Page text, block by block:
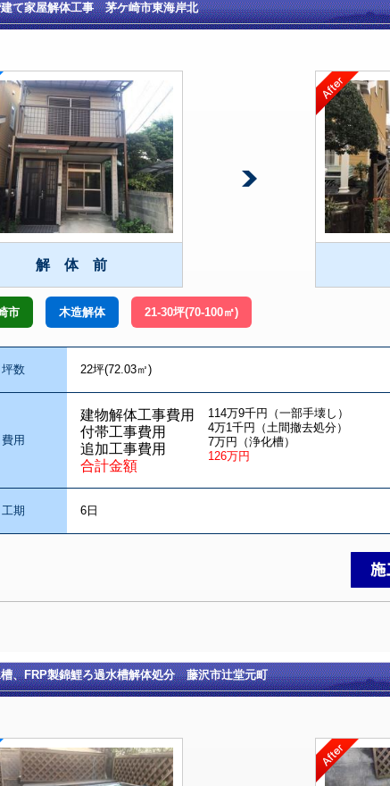
て家屋解体工事 茅ケ崎市東海岸北
解 体 前
市 木造解体 21-30坪(70-100㎡)
坪数 22坪(72.03㎡)
費用
建物解体工事費用 114万9千円（一部手壊し）
付帯工事費用 4万1千円（土間撤去処分）
追加工事費用 7万円（浄化槽）
合計金額
126万円
工期 6日
、FRP製錦鯉ろ過水槽解体処分 藤沢市辻堂元町